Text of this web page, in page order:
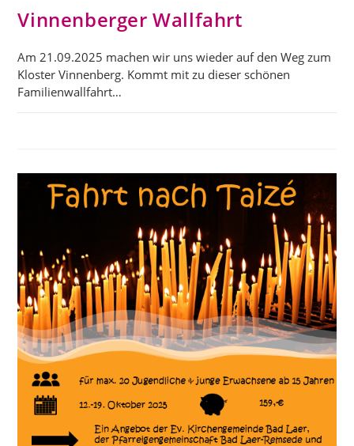
Vinnenberger Wallfahrt
Am 21.09.2025 machen wir uns wieder auf den Weg zum
Kloster Vinnenberg. Kommt mit zu dieser schönen
Familienwallfahrt…